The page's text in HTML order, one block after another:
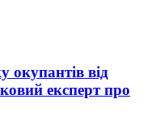
окупантів від
експерт про